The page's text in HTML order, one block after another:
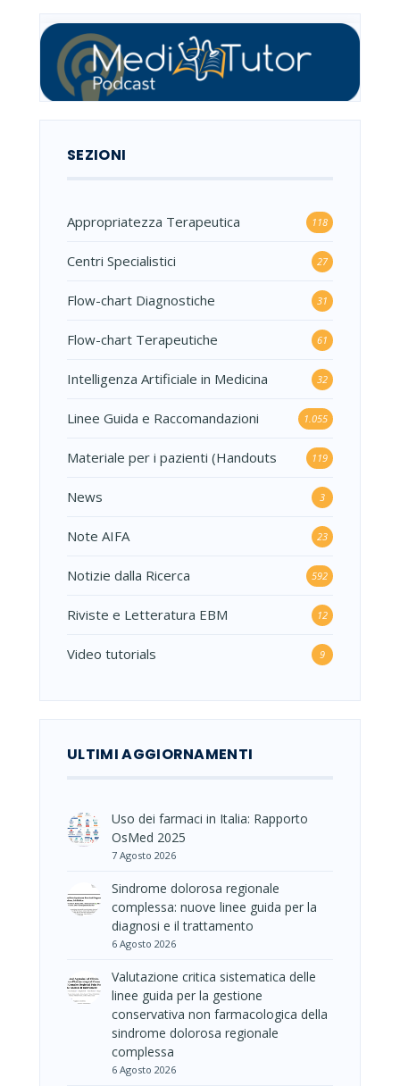
SEZIONI
Appropriatezza Terapeutica 118
Centri Specialistici 27
Flow-chart Diagnostiche 31
Flow-chart Terapeutiche 61
Intelligenza Artificiale in Medicina 32
Linee Guida e Raccomandazioni 1.055
Materiale per i pazienti (Handouts 119
News 3
Note AIFA 23
Notizie dalla Ricerca 592
Riviste e Letteratura EBM 12
Video tutorials 9
ULTIMI AGGIORNAMENTI
Uso dei farmaci in Italia: Rapporto
OsMed 2025
7 Agosto 2026
Sindrome dolorosa regionale
complessa: nuove linee guida per la
diagnosi e il trattamento
6 Agosto 2026
Valutazione critica sistematica delle
linee guida per la gestione
conservativa non farmacologica della
sindrome dolorosa regionale
complessa
6 Agosto 2026